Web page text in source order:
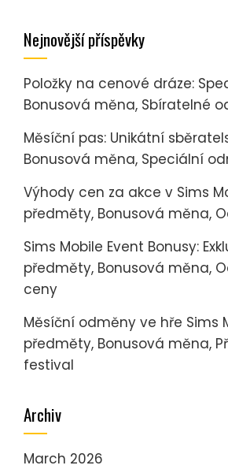
Nejnovější příspěvky
Položky na cenové dráze:
Bonusová měna, Sbíratelné
Měsíční pas: Unikátní
Bonusová měna, Speciální
Výhody cen za akce v Sims
předměty, Bonusová měna,
Sims Mobile Event Bonusy:
předměty, Bonusová měna,
ceny
Měsíční odměny ve hře Sims
předměty, Bonusová měna,
festival
Archiv
March 2026